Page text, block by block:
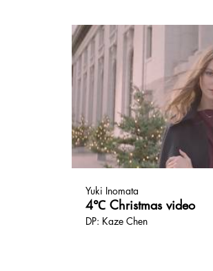
Yuki Inomata
4℃ Christmas video
DP: Kaze Chen